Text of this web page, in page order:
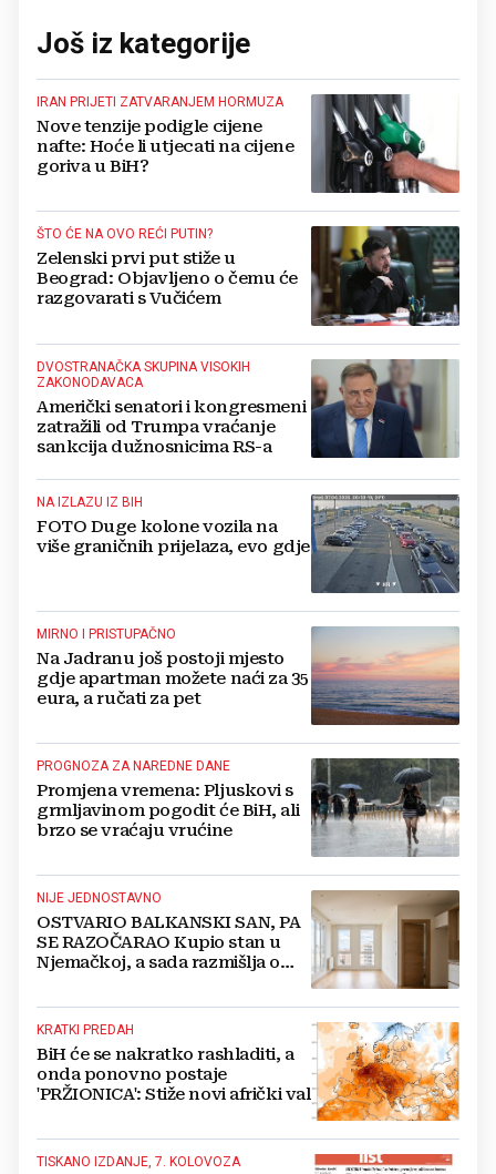
Još iz kategorije
IRAN PRIJETI ZATVARANJEM HORMUZA
Nove tenzije podigle cijene
nafte: Hoće li utjecati na cijene
goriva u BiH?
ŠTO ĆE NA OVO REĆI PUTIN?
Zelenski prvi put stiže u
Beograd: Objavljeno o čemu će
razgovarati s Vučićem
DVOSTRANAČKA SKUPINA VISOKIH
ZAKONODAVACA
Američki senatori i kongresmeni
zatražili od Trumpa vraćanje
sankcija dužnosnicima RS-a
NA IZLAZU IZ BIH
FOTO Duge kolone vozila na
više graničnih prijelaza, evo gdje
MIRNO I PRISTUPAČNO
Na Jadranu još postoji mjesto
gdje apartman možete naći za 35
eura, a ručati za pet
PROGNOZA ZA NAREDNE DANE
Promjena vremena: Pljuskovi s
grmljavinom pogodit će BiH, ali
brzo se vraćaju vrućine
NIJE JEDNOSTAVNO
OSTVARIO BALKANSKI SAN, PA
SE RAZOČARAO Kupio stan u
Njemačkoj, a sada razmišlja o
KRATKI PREDAH
BiH će se nakratko rashladiti, a
onda ponovno postaje
'PRŽIONICA': Stiže novi afrički val
TISKANO IZDANJE, 7. KOLOVOZA